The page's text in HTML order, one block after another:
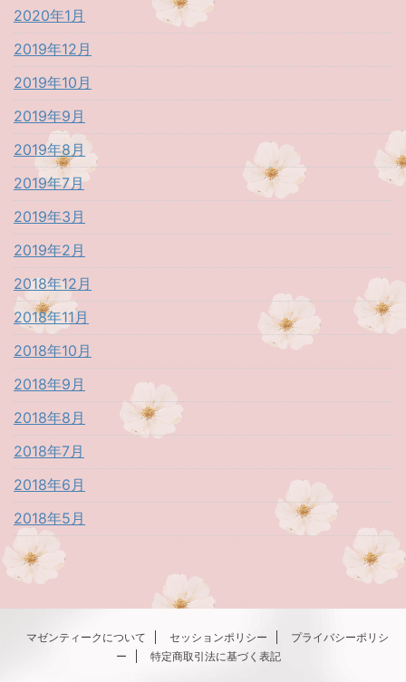
2020年1月
2019年12月
2019年10月
2019年9月
2019年8月
2019年7月
2019年3月
2019年2月
2018年12月
2018年11月
2018年10月
2018年9月
2018年8月
2018年7月
2018年6月
2018年5月
マゼンティークについて セッションポリシー
プライバシーポリシ
ー
特定商取引法に基づく表記